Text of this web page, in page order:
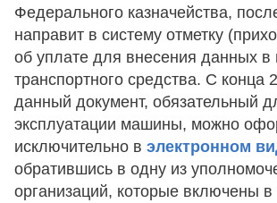
Федерального казначейства,
направит в систему отметку
об уплате для внесения данных в
транспортного средства. С конца
данный документ, обязательный
эксплуатации машины, можно
исключительно в электронном
обратившись в одну из
организаций, которые включены в